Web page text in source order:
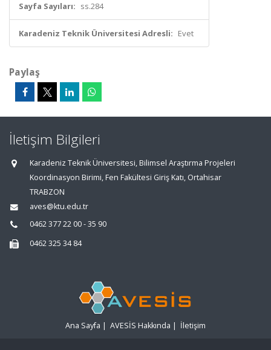
Sayfa Sayıları: ss.284
Karadeniz Teknik Üniversitesi Adresli: Evet
Paylaş
İletişim Bilgileri
Karadeniz Teknik Üniversitesi, Bilimsel Araştırma Projeleri
Koordinasyon Birimi, Fen Fakültesi Giriş Katı, Ortahisar
TRABZON
aves@ktu.edu.tr
0462 377 22 00 - 35 90
0462 325 34 84
Ana Sayfa | AVESİS Hakkında | İletişim